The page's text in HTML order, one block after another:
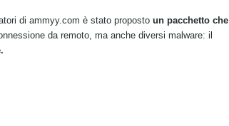
di ammyy.com è stato proposto un pacchetto che
da remoto, ma anche diversi malware: il